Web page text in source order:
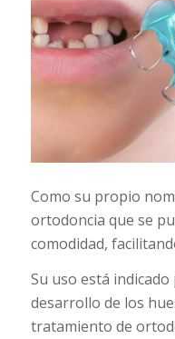
Como su propio
ortodoncia que se
comodidad,
Su uso está
desarrollo de los
tratamiento de